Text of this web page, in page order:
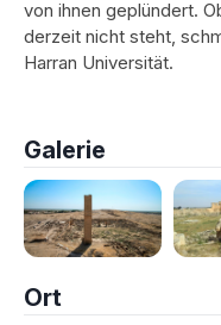
von ihnen geplündert.
derzeit nicht steht,
Harran Universität.
Galerie
Ort